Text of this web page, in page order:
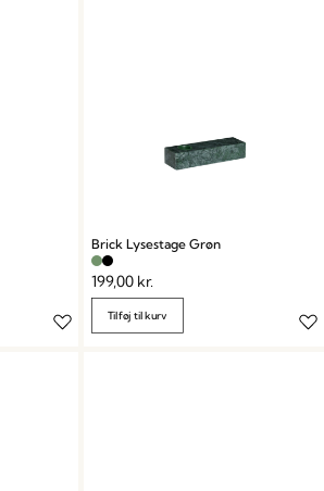
Brick Lysestage Grøn
199,00 kr.
Tilføj til kurv